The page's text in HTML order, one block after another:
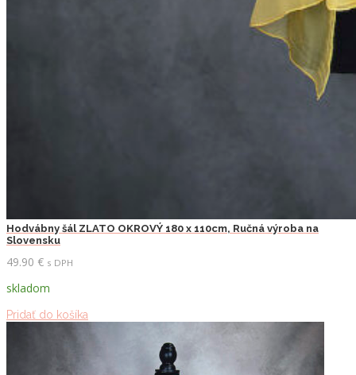
Hodvábny šál ZLATO OKROVÝ 180 x 110cm, Ručná výroba na
Slovensku
49.90 € s DPH
skladom
Pridať do košíka